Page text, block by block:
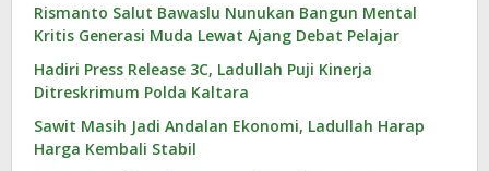
Rismanto Salut Bawaslu Nunukan Bangun Mental
Kritis Generasi Muda Lewat Ajang Debat Pelajar
Hadiri Press Release 3C, Ladullah Puji Kinerja
Ditreskrimum Polda Kaltara
Sawit Masih Jadi Andalan Ekonomi, Ladullah Harap
Harga Kembali Stabil